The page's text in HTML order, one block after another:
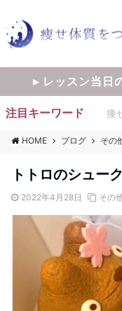
▸ レッスン当日
注目キーワード 痩
HOME ブログ その
トトロのシュー
2022年4月28日 その